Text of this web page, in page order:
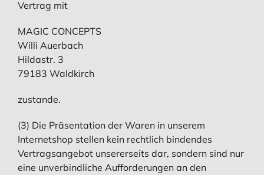
Vertrag mit
MAGIC CONCEPTS
Willi Auerbach
Hildastr. 3
79183 Waldkirch
zustande.
(3) Die Präsentation der Waren in unserem
Internetshop stellen kein rechtlich bindendes
Vertragsangebot unsererseits dar, sondern sind nur
eine unverbindliche Aufforderungen an den